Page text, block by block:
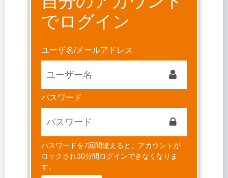
でログイン
ユーザ名/メールアドレス
パスワード
パスワードを7回間違えると、アカウントが
ロックされ30分間ログインできなくなりま
す。